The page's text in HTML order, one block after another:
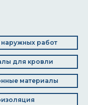
работ
для кровли
материалы